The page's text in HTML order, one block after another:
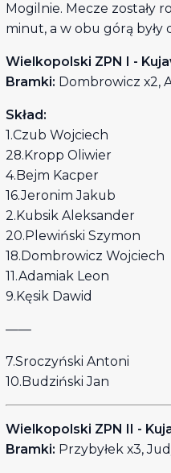
Mogilnie. Mecze zostały
minut, a w obu górą były
Wielkopolski ZPN I -
Bramki: Dombrowicz x2,
Skład:
1.Czub Wojciech
28.Kropp Oliwier
4.Bejm Kacper
16.Jeronim Jakub
2.Kubsik Aleksander
20.Plewiński Szymon
18.Dombrowicz Wojciech
11.Adamiak Leon
9.Kęsik Dawid
——
7.Sroczyński Antoni
10.Budziński Jan
Wielkopolski ZPN II -
Bramki: Przybyłek x3,